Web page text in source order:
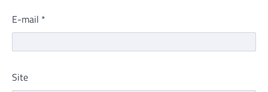
E-mail *
Site